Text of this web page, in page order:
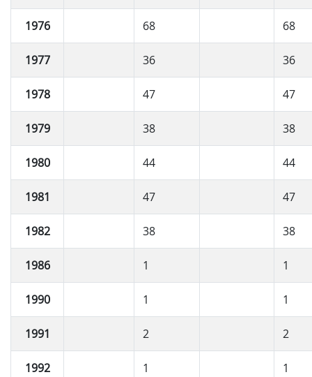
1976 68 68
1977 36 36
1978 47 47
1979 38 38
1980 44 44
1981 47 47
1982 38 38
1986 1 1
1990 1 1
1991 2 2
1992 1 1